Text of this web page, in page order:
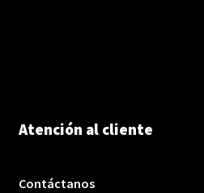
Atención al cliente
Contáctanos